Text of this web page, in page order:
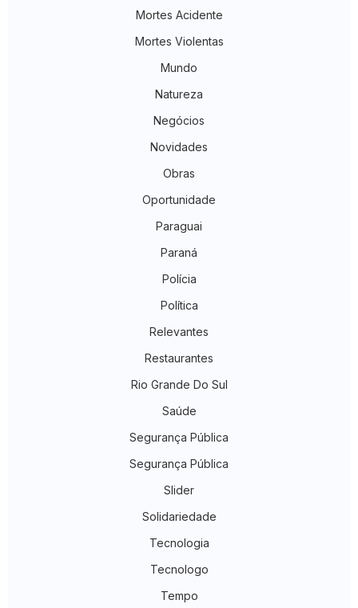
Mortes Acidente
Mortes Violentas
Mundo
Natureza
Negócios
Novidades
Obras
Oportunidade
Paraguai
Paraná
Polícia
Política
Relevantes
Restaurantes
Rio Grande Do Sul
Saúde
Segurança Pública
Segurança Pública
Slider
Solidariedade
Tecnologia
Tecnologo
Tempo